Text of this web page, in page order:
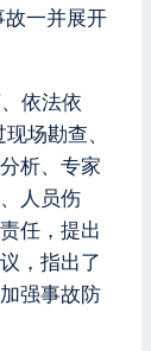
故一并展开
依法依
场勘查、
析、专家
人员伤
任，提出
，指出了
强事故防